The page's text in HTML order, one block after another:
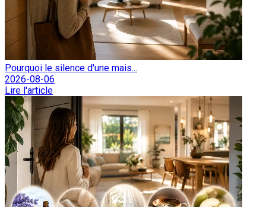
Pourquoi le silence d'une mais...
2026-08-06
Lire l'article